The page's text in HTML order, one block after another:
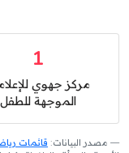
1
مركز جهوي
الموجهة للطفل
مصدر البيانات: قائمات